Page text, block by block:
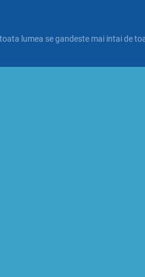
lumea se gandeste mai intai de